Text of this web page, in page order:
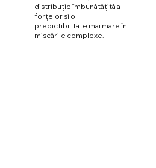
distribuție îmbunătățită a
forțelor și o
predictibilitate mai mare în
mișcările complexe.